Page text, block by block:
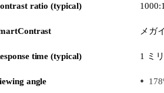
ratio (typical) 1000:1
メガ
time (typical) 1 ミ
angle